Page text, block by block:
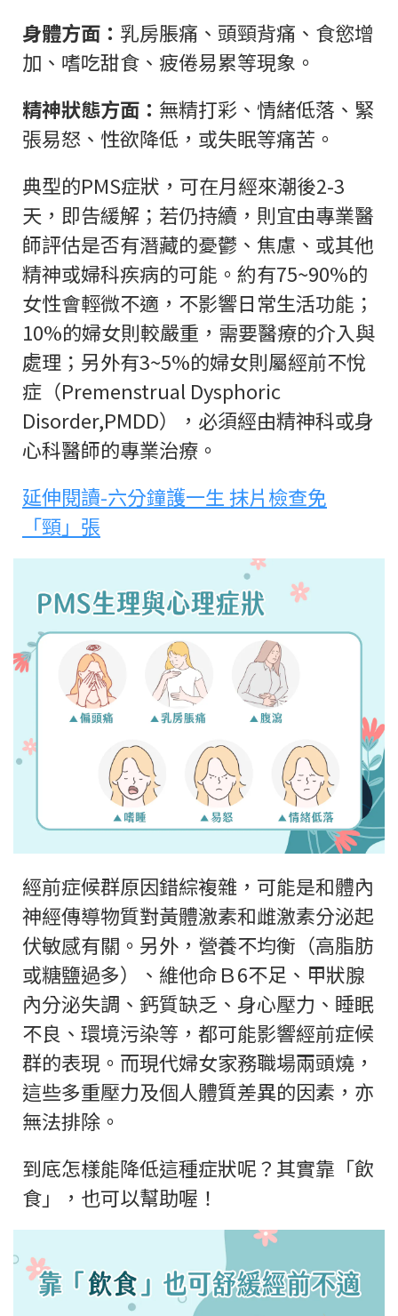
身體方面： 乳房脹痛、頭頸背痛、食慾增
加、嗜吃甜食、疲倦易累等現象。
精神狀態方面： 無精打彩、情緒低落、緊
張易怒、性欲降低，或失眠等痛苦。
典型的PMS症狀，可在月經來潮後2-3
天，即告緩解；若仍持續，則宜由專業醫
師評估是否有潛藏的憂鬱、焦慮、或其他
精神或婦科疾病的可能。約有75~90%的
女性會輕微不適，不影響日常生活功能；
10%的婦女則較嚴重，需要醫療的介入與
處理；另外有3~5%的婦女則屬經前不悅
症（Premenstrual Dysphoric
Disorder,PMDD），必須經由精神科或身
心科醫師的專業治療。
延伸閱讀-六分鐘護一生 抹片檢查免
「頸」張
經前症候群原因錯綜複雜，可能是和體內
神經傳導物質對黃體激素和雌激素分泌起
伏敏感有關。另外，營養不均衡（高脂肪
或糖鹽過多）、維他命Ｂ6不足、甲狀腺
內分泌失調、鈣質缺乏、身心壓力、睡眠
不良、環境污染等，都可能影響經前症候
群的表現。而現代婦女家務職場兩頭燒，
這些多重壓力及個人體質差異的因素，亦
無法排除。
到底怎樣能降低這種症狀呢？其實靠「飲
食」，也可以幫助喔！